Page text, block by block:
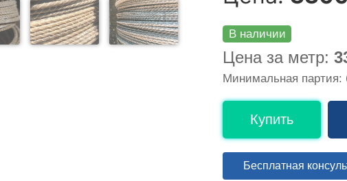
В наличии
Цена за метр:
Минимальная партия:
Купить
Бесплатная